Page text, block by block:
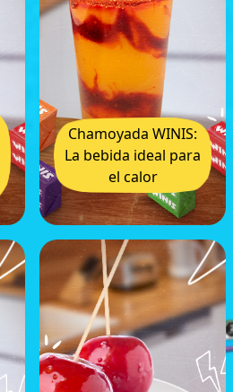
Chamoyada WINIS:
La bebida ideal para
el calor